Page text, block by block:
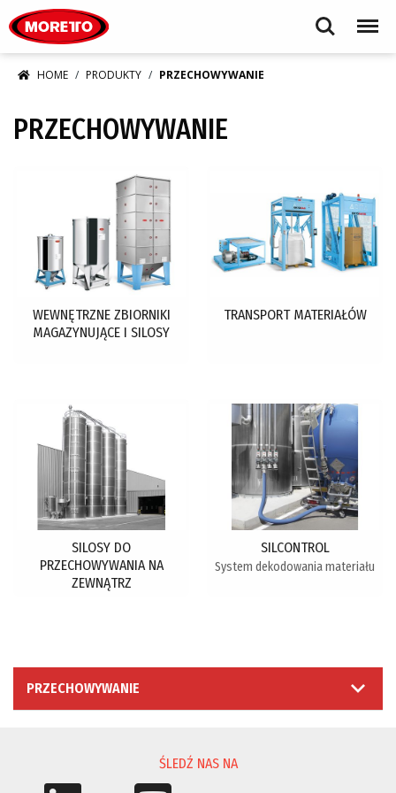
Search Menu
HOME PRODUKTY PRZECHOWYWANIE
PRZECHOWYWANIE
WEWNĘTRZNE ZBIORNIKI
MAGAZYNUJĄCE I SILOSY
TRANSPORT MATERIAŁÓW
SILOSY DO
PRZECHOWYWANIA NA
ZEWNĄTRZ
SILCONTROL
System dekodowania materiału
PRZECHOWYWANIE
ŚLEDŹ NAS NA